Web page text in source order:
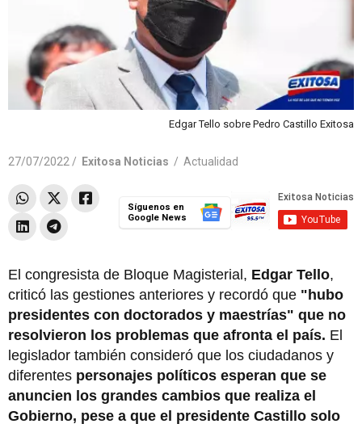
Edgar Tello sobre Pedro Castillo Exitosa
27/07/2022 / Exitosa Noticias / Actualidad
Síguenos en
Google News
El congresista de Bloque Magisterial, Edgar Tello,
criticó las gestiones anteriores y recordó que "hubo
presidentes con doctorados y maestrías" que no
resolvieron los problemas que afronta el país. El
legislador también consideró que los ciudadanos y
diferentes personajes políticos esperan que se
anuncien los grandes cambios que realiza el
Gobierno, pese a que el presidente Castillo solo